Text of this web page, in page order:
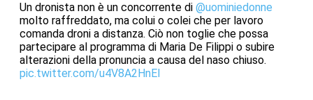
Un dronista non è un concorrente di @uominiedonne
molto raffreddato, ma colui o colei che per lavoro
comanda droni a distanza. Ciò non toglie che possa
partecipare al programma di Maria De Filippi o subire
alterazioni della pronuncia a causa del naso chiuso.
pic.twitter.com/u4V8A2HnEI